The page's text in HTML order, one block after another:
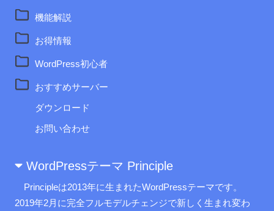
機能解説
お得情報
WordPress初心者
おすすめサーバー
ダウンロード
お問い合わせ
WordPressテーマ Principle
Principleは2013年に生まれたWordPressテーマです。
2019年2月に完全フルモデルチェンジで新しく生まれ変わ